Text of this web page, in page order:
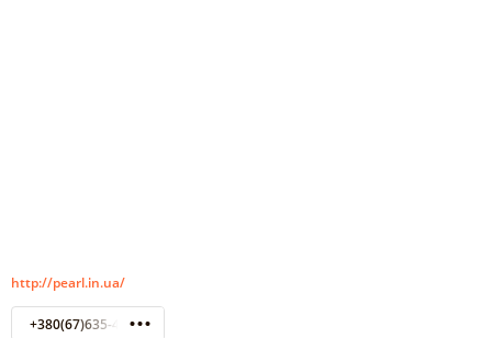
http://pearl.in.ua/
+380(67)635-41-40